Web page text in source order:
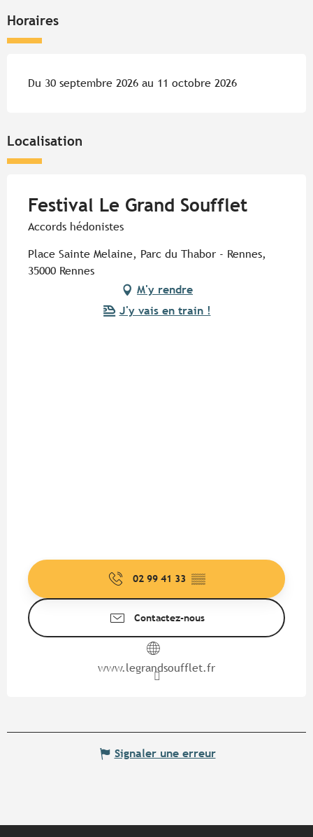
Horaires
Du 30 septembre 2026 au 11 octobre 2026
Localisation
Festival Le Grand Soufflet
Accords hédonistes
Place Sainte Melaine, Parc du Thabor - Rennes,
35000 Rennes
M'y rendre
J'y vais en train !
02 99 41 33 ▒▒
Contactez-nous
www.legrandsoufflet.fr
Signaler une erreur